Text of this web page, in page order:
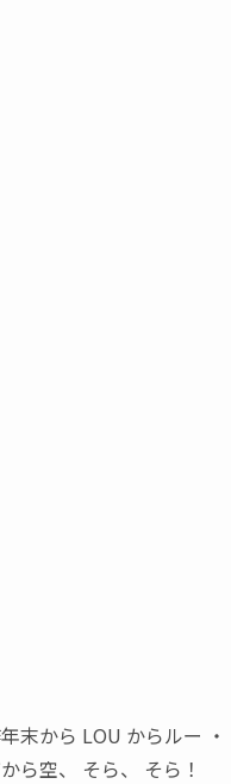
末から LOU からルー ・
ら空、 そら、
そら！